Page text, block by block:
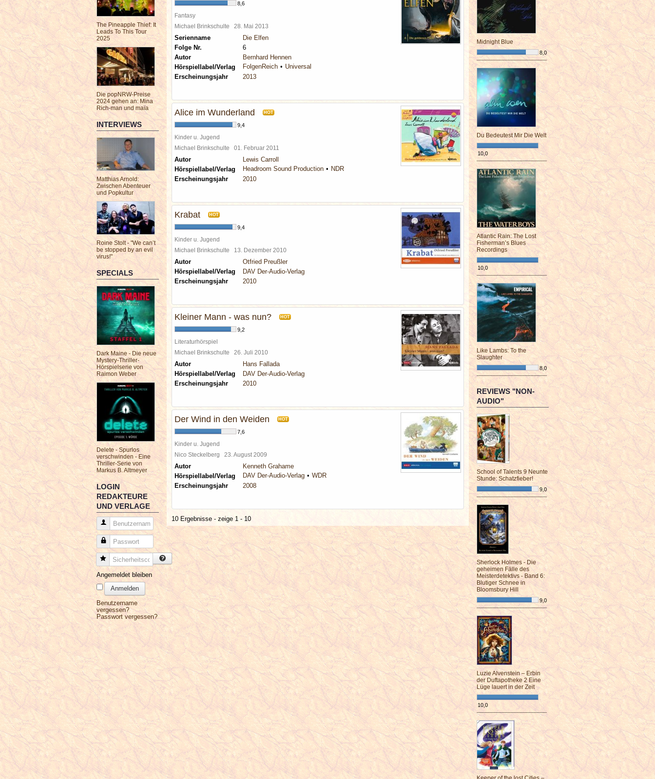
The Pineapple Thief: It
Leads To This Tour
2025
Die popNRW-Preise
2024 gehen an: Mina
Rich-man und maïa
INTERVIEWS
Matthias Arnold:
Zwischen Abenteuer
und Popkultur
Roine Stolt - "We can’t
be stopped by an evil
virus!"
SPECIALS
Dark Maine - Die neue
Mystery-Thriller-
Hörspielserie von
Raimon Weber
Delete - Spurlos
verschwinden - Eine
Thriller-Serie von
Markus B. Altmeyer
LOGIN
REDAKTEURE
UND VERLAGE
Benutzername
Passwort
Sicherheitscode
Angemeldet bleiben
Anmelden
Benutzername
vergessen?
Passwort vergessen?
8,6
Fantasy
Michael Brinkschulte 28. Mai 2013
Serienname
Die Elfen
Folge Nr.
6
Autor
Bernhard Hennen
Hörspiellabel/Verlag
FolgenReich
Universal
Erscheinungsjahr
2013
Alice im Wunderland HOT
9,4
Kinder u. Jugend
Michael Brinkschulte 01. Februar 2011
Autor
Lewis Carroll
Hörspiellabel/Verlag
Headroom Sound Production
NDR
Erscheinungsjahr
2010
Krabat HOT
9,4
Kinder u. Jugend
Michael Brinkschulte 13. Dezember 2010
Autor
Otfried Preußler
Hörspiellabel/Verlag
DAV Der-Audio-Verlag
Erscheinungsjahr
2010
Kleiner Mann - was nun? HOT
9,2
Literaturhörspiel
Michael Brinkschulte 26. Juli 2010
Autor
Hans Fallada
Hörspiellabel/Verlag
DAV Der-Audio-Verlag
Erscheinungsjahr
2010
Der Wind in den Weiden HOT
7,6
Kinder u. Jugend
Nico Steckelberg 23. August 2009
Autor
Kenneth Grahame
Hörspiellabel/Verlag
DAV Der-Audio-Verlag
WDR
Erscheinungsjahr
2008
10 Ergebnisse - zeige 1 - 10
Midnight Blue
8,0
¯¯¯¯¯¯¯¯¯¯¯¯¯¯¯¯¯¯¯¯¯¯¯¯
Du Bedeutest Mir Die Welt
10,0
¯¯¯¯¯¯¯¯¯¯¯¯¯¯¯¯¯¯¯¯¯¯¯¯
Atlantic Rain: The Lost
Fisherman’s Blues
Recordings
10,0
¯¯¯¯¯¯¯¯¯¯¯¯¯¯¯¯¯¯¯¯¯¯¯¯
Like Lambs: To the
Slaughter
8,0
¯¯¯¯¯¯¯¯¯¯¯¯¯¯¯¯¯¯¯¯¯¯¯¯
REVIEWS "NON-
AUDIO"
School of Talents 9 Neunte
Stunde: Schatzfieber!
9,0
¯¯¯¯¯¯¯¯¯¯¯¯¯¯¯¯¯¯¯¯¯¯¯¯
Sherlock Holmes - Die
geheimen Fälle des
Meisterdetektivs - Band 6:
Blutiger Schnee in
Bloomsbury Hill
9,0
¯¯¯¯¯¯¯¯¯¯¯¯¯¯¯¯¯¯¯¯¯¯¯¯
Luzie Alvenstein – Erbin
der Duftapotheke 2 Eine
Lüge lauert in der Zeit
10,0
¯¯¯¯¯¯¯¯¯¯¯¯¯¯¯¯¯¯¯¯¯¯¯¯